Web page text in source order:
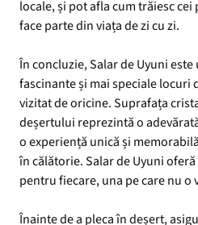
locale, și pot afla cum trăiesc
face parte din viața de zi cu zi.
În concluzie, Salar de Uyuni
fascinante și mai speciale locuri
vizitat de oricine. Suprafața
deșertului reprezintă o
o experiență unică și
în călătorie. Salar de Uyuni
pentru fiecare, una pe care nu o
Înainte de a pleca în deșert,